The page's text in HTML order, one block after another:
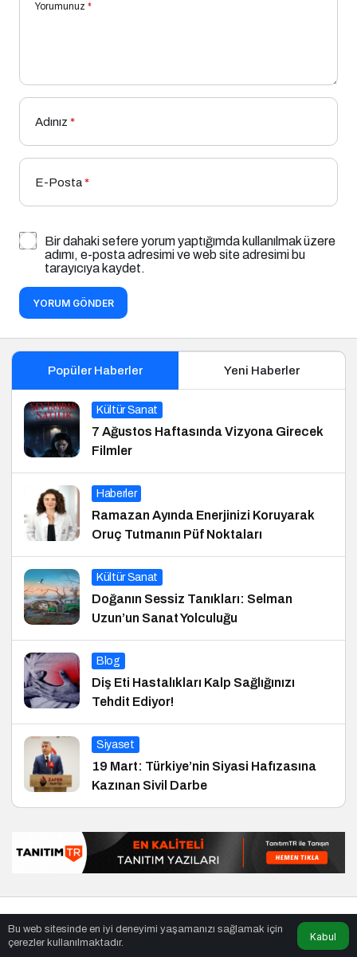
Yorumunuz *
Adınız *
E-Posta*
Bir dahaki sefere yorum yaptığımda kullanılmak üzere
adımı, e-posta adresimi ve web site adresimi bu
tarayıcıya kaydet.
YORUM GÖNDER
Popüler Haberler Yeni Haberler
Kültür Sanat
7 Ağustos Haftasında Vizyona Girecek
Filmler
Haberler
Ramazan Ayında Enerjinizi Koruyarak
Oruç Tutmanın Püf Noktaları
Kültür Sanat
Doğanın Sessiz Tanıkları: Selman
Uzun’un Sanat Yolculuğu
Blog
Diş Eti Hastalıkları Kalp Sağlığınızı
Tehdit Ediyor!
Siyaset
19 Mart: Türkiye’nin Siyasi Hafızasına
Kazınan Sivil Darbe
Bu web sitesinde en iyi deneyimi yaşamanızı sağlamak için
çerezler kullanılmaktadır.
Kabul
en iyiler
listesi ,bihaber, sağlıklı